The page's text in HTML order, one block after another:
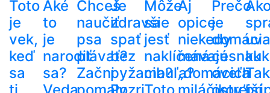
Toto
je
vek,
keď
sa
ti
Aké
to
je
narodiť
sa?
Veda
Chceš
naučiť
psa
plávať?
Začni
pomaly
Je
zdravšie
spať
bez
pyžama?
Pozri
Môže
sa
jesť
naklíčená
cibuľa?
Toto
Aj
opice
niekedy
mávajú
„domácich
miláčikov”
Prečo
je
domáci
cesnak
oveľa
ostrejší